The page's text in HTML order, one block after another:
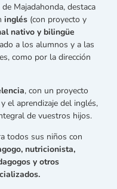
Majadahonda, destaca
inglés (con proyecto y
nativo y bilingüe
a los alumnos y a las
como por la dirección
, con un proyecto
el aprendizaje del inglés,
de vuestros hijos.
todos sus niños con
nutricionista,
y otros